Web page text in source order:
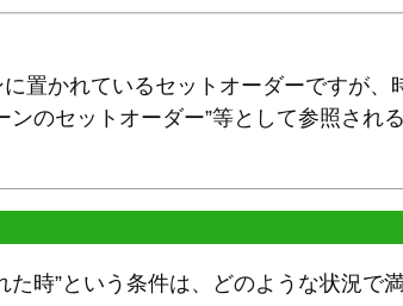
置かれているセットオーダーですが、
のセットオーダー”等として参照され
時”という条件は、どのような状況で